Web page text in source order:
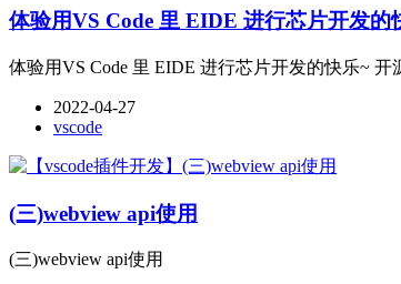
体验用VS Code 里 EIDE 进行芯片开发的
体验用VS Code 里 EIDE 进行芯片开发的快乐~ 开
2022-04-27
vscode
(三)webview api使用
(三)webview api使用